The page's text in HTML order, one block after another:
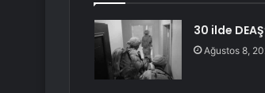
30 ilde
Ağustos 8,